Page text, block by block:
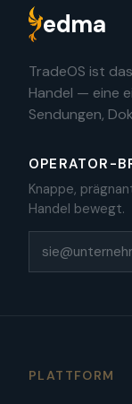
edma
TradeOS ist
Handel — eine
Sendungen,
OPERATOR-
Knappe,
Handel bewegt.
PLATTFORM